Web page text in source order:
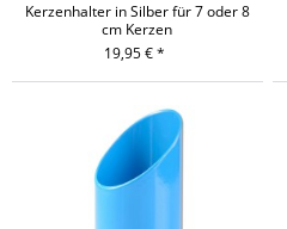
Kerzenhalter in Silber für 7 oder 8
cm Kerzen
19,95 € *